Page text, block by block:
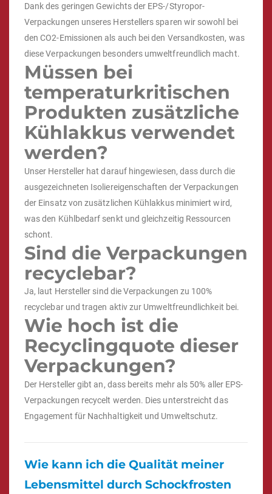
Dank des geringen Gewichts der EPS-/Styropor-
Verpackungen unseres Herstellers sparen wir sowohl bei
den CO2-Emissionen als auch bei den Versandkosten, was
diese Verpackungen besonders umweltfreundlich macht.
Müssen bei
temperaturkritischen
Produkten zusätzliche
Kühlakkus verwendet
werden?
Unser Hersteller hat darauf hingewiesen, dass durch die
ausgezeichneten Isoliereigenschaften der Verpackungen
der Einsatz von zusätzlichen Kühlakkus minimiert wird,
was den Kühlbedarf senkt und gleichzeitig Ressourcen
schont.
Sind die Verpackungen
recyclebar?
Ja, laut Hersteller sind die Verpackungen zu 100%
recyclebar und tragen aktiv zur Umweltfreundlichkeit bei.
Wie hoch ist die
Recyclingquote dieser
Verpackungen?
Der Hersteller gibt an, dass bereits mehr als 50% aller EPS-
Verpackungen recycelt werden. Dies unterstreicht das
Engagement für Nachhaltigkeit und Umweltschutz.
Wie kann ich die Qualität meiner
Lebensmittel durch Schockfrosten